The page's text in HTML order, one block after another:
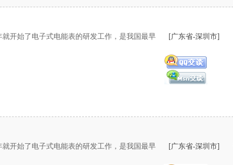
开始了电子式电能表的研发工作，是我国最早
[广东省-深圳市]
开始了电子式电能表的研发工作，是我国最早
[广东省-深圳市]